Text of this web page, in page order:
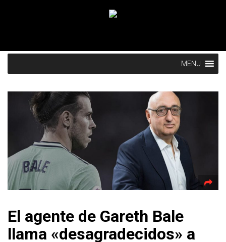
MENU
El agente de Gareth Bale
llama «desagradecidos» a